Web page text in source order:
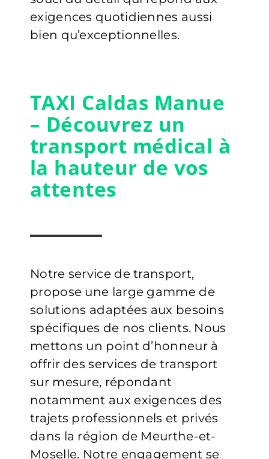
exigences quotidiennes aussi
bien qu’exceptionnelles.
TAXI Caldas Manue
– Découvrez un
transport médical à
la hauteur de vos
attentes
Notre service de transport,
propose une large gamme de
solutions adaptées aux besoins
spécifiques de nos clients. Nous
mettons un point d’honneur à
offrir des services de transport
sur mesure, répondant
notamment aux exigences des
trajets professionnels et privés
dans la région de Meurthe-et-
Moselle. Notre engagement se